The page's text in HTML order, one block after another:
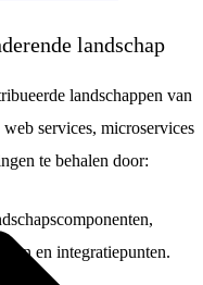
landschap​
landschappen van
services, microservices
te behalen door:
en integratiepunten.